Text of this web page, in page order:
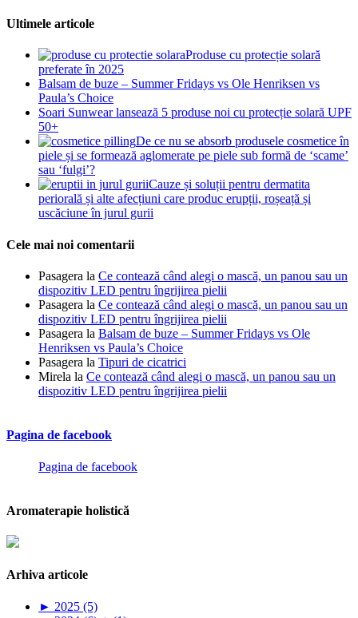
Ultimele articole
Produse cu protecție solară
preferate în 2025
Balsam de buze – Summer Fridays vs Ole Henriksen vs
Paula’s Choice
Soari Sunwear lansează 5 produse noi cu protecție solară UPF
50+
De ce nu se absorb produsele cosmetice în
piele și se formează aglomerate pe piele sub formă de ‘scame’
sau ‘fulgi’?
Cauze și soluții pentru dermatita
periorală și alte afecțiuni care produc erupții, roșeață și
uscăciune în jurul gurii
Cele mai noi comentarii
Pasagera la Ce contează când alegi o mască, un panou sau un
dispozitiv LED pentru îngrijirea pielii
Pasagera la Ce contează când alegi o mască, un panou sau un
dispozitiv LED pentru îngrijirea pielii
Pasagera la Balsam de buze – Summer Fridays vs Ole
Henriksen vs Paula’s Choice
Pasagera la Tipuri de cicatrici
Mirela la Ce contează când alegi o mască, un panou sau un
dispozitiv LED pentru îngrijirea pielii
Pagina de facebook
Pagina de facebook
Aromaterapie holistică
Arhiva articole
► 2025 (5)